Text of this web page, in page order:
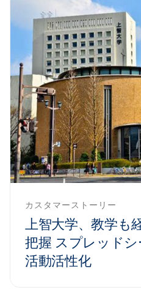
カスタマーストーリー
上智大学、教学も
把握 スプレッド
活動活性化